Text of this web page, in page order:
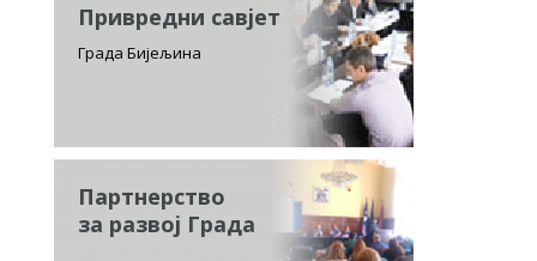
Привредни савјет
Града Бијељина
Партнерство
за развој Града